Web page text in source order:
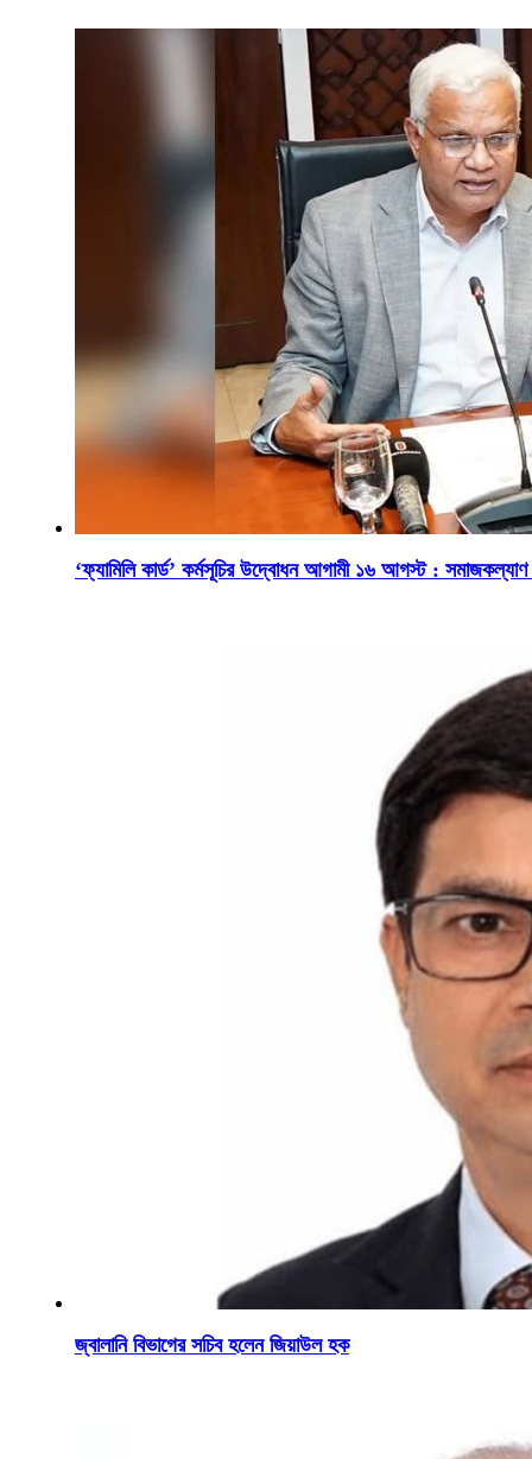
‘ফ্যামিলি কার্ড’ কর্মসূচির উদ্বোধন আগামী ১৬ আগস্ট : সমাজকল্যাণ
জ্বালানি বিভাগের সচিব হলেন জিয়াউল হক